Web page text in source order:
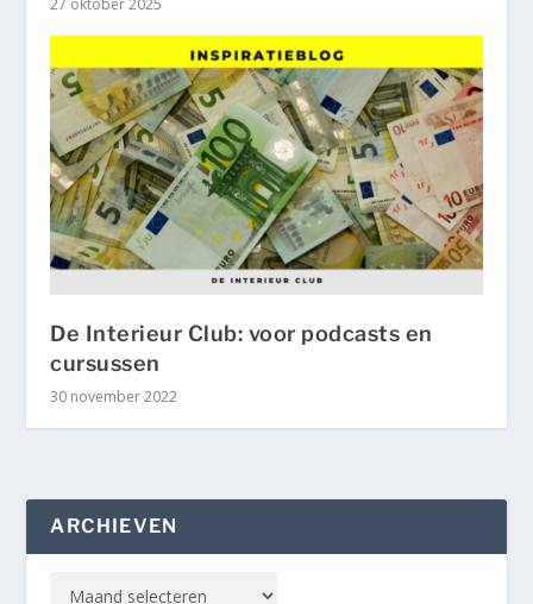
27 oktober 2025
De Interieur Club: voor podcasts en
cursussen
30 november 2022
ARCHIEVEN